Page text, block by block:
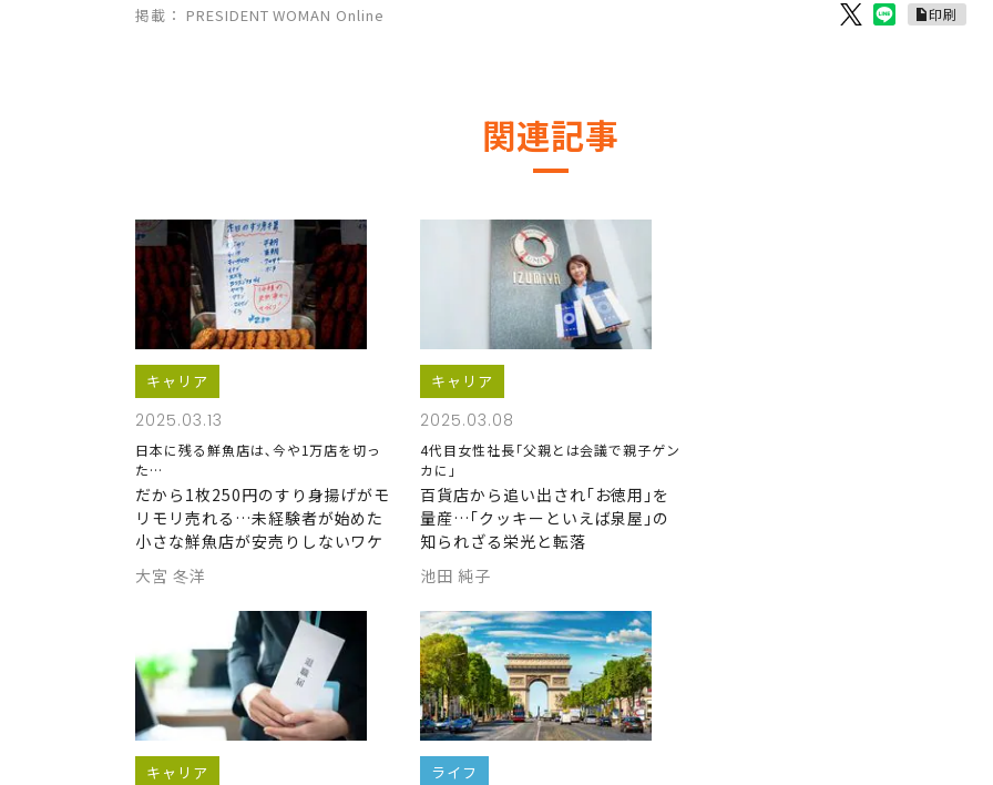
掲載： PRESIDENT WOMAN Online 印刷
関連記事
キャリア
2025.03.13
日本に残る鮮魚店は､今や1万店を切っ
た…
だから1枚250円のすり身揚げがモ
リモリ売れる…未経験者が始めた
小さな鮮魚店が安売りしないワケ
大宮 冬洋
キャリア
2025.03.08
4代目女性社長｢父親とは会議で親子ゲン
カに｣
百貨店から追い出され｢お徳用｣を
量産…｢クッキーといえば泉屋｣の
知られざる栄光と転落
池田 純子
キャリア ライフ